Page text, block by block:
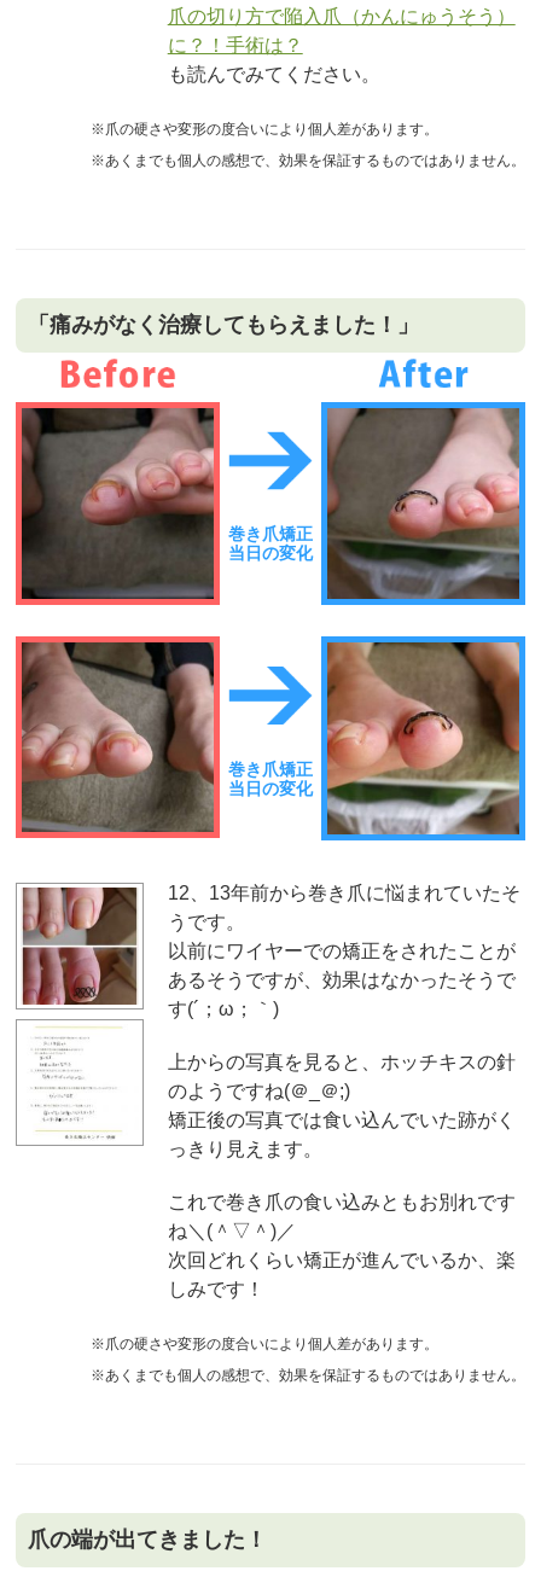
爪の切り方で陥入爪（かんにゅうそう）
に？！手術は？
も読んでみてください。
※爪の硬さや変形の度合いにより個人差があります。
※あくまでも個人の感想で、効果を保証するものではありません。
「痛みがなく治療してもらえました！」
巻き爪矯正
当日の変化
巻き爪矯正
当日の変化
12、13年前から巻き爪に悩まれていたそ
うです。
以前にワイヤーでの矯正をされたことが
あるそうですが、効果はなかったそうで
す(´；ω；｀)
上からの写真を見ると、ホッチキスの針
のようですね(＠_＠;)
矯正後の写真では食い込んでいた跡がく
っきり見えます。
これで巻き爪の食い込みともお別れです
ね＼(＾▽＾)／
次回どれくらい矯正が進んでいるか、楽
しみです！
※爪の硬さや変形の度合いにより個人差があります。
※あくまでも個人の感想で、効果を保証するものではありません。
爪の端が出てきました！